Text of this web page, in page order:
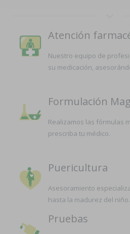
Atención
Nuestro equipo de
su medicación,
Formulación
Realizamos las fórmulas
prescriba tu médico.
Puericultura
Asesoramiento
hasta la madurez del niño.
Pruebas